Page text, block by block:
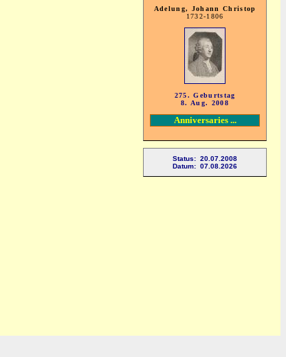
Adelung, Johann Christop
1732-1806
275. Geburtstag
8. Aug. 2008
Anniversaries ...
Status: 20.07.2008
Datum: 07.08.2026